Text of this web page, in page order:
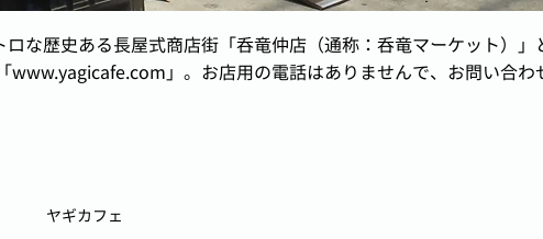
な歴史ある長屋式商店街「呑竜仲店（通称：呑竜マーケット）
www.yagicafe.com 」。お店用の電話はありませんで、お問い合
ヤギカフェ